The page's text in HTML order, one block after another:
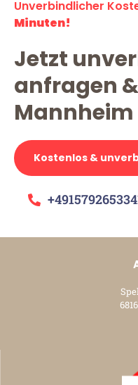
Unverbindlicher
Minuten!
Jetzt
anfragen
Kostenlos &